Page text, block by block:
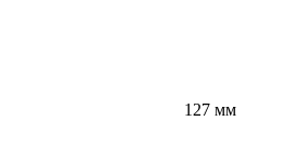
127 мм